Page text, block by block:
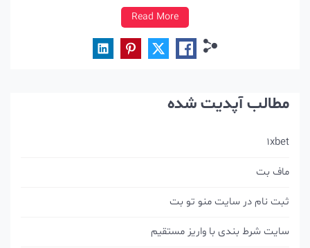
سایت های ورزشی، بازیکنان را با گزینه‌های شرط‌بندی مختلف
فوتبال، از جمله شرط‌بندی مبتنی بر بازیکن و شرط‌بندی مبتنی
Read More
مطالب آپدیت شده
1xbet
ماف بت
ثبت نام در سایت منو تو بت
سایت شرط بندی با واریز مستقیم